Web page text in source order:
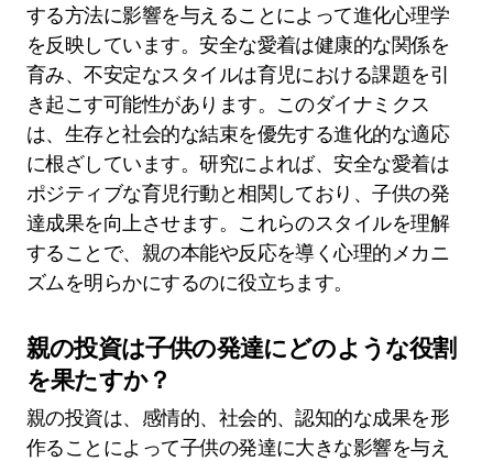
する方法に影響を与えることによって進化心理学
を反映しています。安全な愛着は健康的な関係を
育み、不安定なスタイルは育児における課題を引
き起こす可能性があります。このダイナミクス
は、生存と社会的な結束を優先する進化的な適応
に根ざしています。研究によれば、安全な愛着は
ポジティブな育児行動と相関しており、子供の発
達成果を向上させます。これらのスタイルを理解
することで、親の本能や反応を導く心理的メカニ
ズムを明らかにするのに役立ちます。
親の投資は子供の発達にどのような役割
を果たすか？
親の投資は、感情的、社会的、認知的な成果を形
作ることによって子供の発達に大きな影響を与え